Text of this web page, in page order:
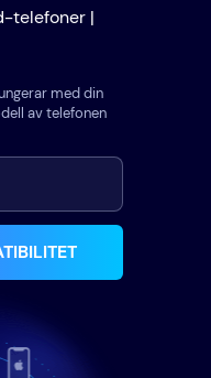
telefoner |
med din
av telefonen